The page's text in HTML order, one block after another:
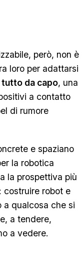
però, non è
loro per adattarsi
da capo, una
a contatto
di rumore
e spaziano
la robotica
la prospettiva più
costruire robot e
a qualcosa che si
a tendere,
a vedere.